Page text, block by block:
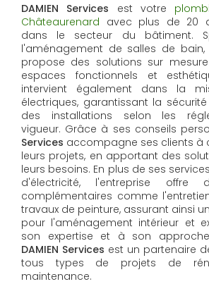
DAMIEN Services est votre
Châteaurenard avec plus de 20
dans le secteur du bâtiment.
l'aménagement de salles de bain,
propose des solutions sur
espaces fonctionnels et
intervient également dans la
électriques, garantissant la
des installations selon les
vigueur. Grâce à ses conseils
Services accompagne ses clients à
leurs projets, en apportant des
leurs besoins. En plus de ses
d'électricité, l'entreprise offre
complémentaires comme
travaux de peinture, assurant ainsi
pour l'aménagement intérieur et
son expertise et à son approche
DAMIEN Services​​​​​​​ est un partenaire
tous types de projets de
maintenance.